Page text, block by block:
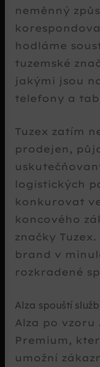
neměnný
hodláme
tuzemské
jakými jsou
telefony a
Tuzex zatím
prodejen,
logistických
konkurovat
koncového
značky
brand v
rozkradené
Alza spouští
Alza po vzoru
Premium,
umožní